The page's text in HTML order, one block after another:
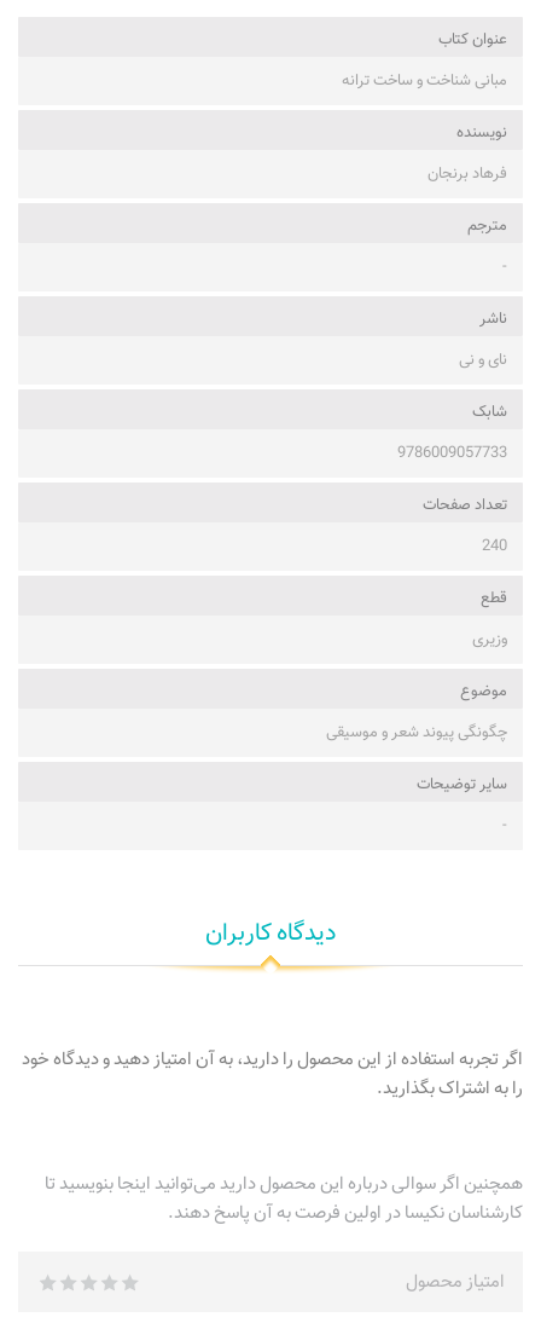
عنوان کتاب
مبانی شناخت و ساخت ترانه
نویسنده
فرهاد برنجان
مترجم
-
ناشر
نای و نی
شابک
9786009057733
تعداد صفحات
240
قطع
وزیری
موضوع
چگونگی پیوند شعر و موسیقی
ساير توضيحات
-
دیدگاه کاربران
اگر تجربه استفاده از این محصول را دارید، به آن امتیاز دهید و دیدگاه خود
را به اشتراک بگذارید.
همچنین اگر سوالی درباره این محصول دارید می‌توانید اینجا بنویسید تا
کارشناسان نکیسا در اولین فرصت به آن پاسخ دهند.
امتیاز محصول